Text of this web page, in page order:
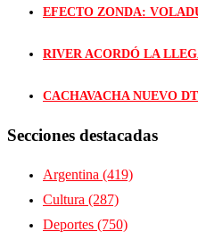
EFECTO ZONDA:
RIVER ACORDÓ LA
CACHAVACHA NUEVO
Secciones destacadas
Argentina (419)
Cultura (287)
Deportes (750)